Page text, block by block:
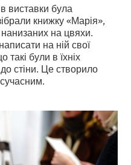
виставки була
книжку «Марія»,
нанизаних на цвяхи.
на ній свої
були в їхніх
стіни. Це створило